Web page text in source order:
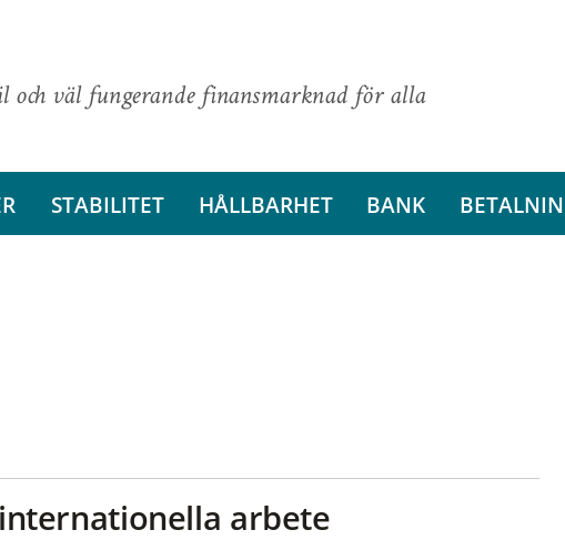
och väl fungerande finansmarknad för alla
STABILITET HÅLLBARHET BANK
arbete